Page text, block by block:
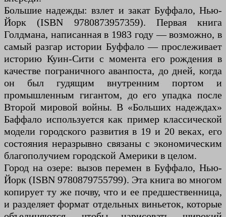
Большие надежды: взлет и закат Буффало, Нью-
Йорк (ISBN 9780873957359). Первая книга
Голдмана, написанная в 1983 году — возможно, в
самый разгар истории Буффало — прослеживает
историю Куин-Сити с момента его рождения в
качестве пограничного аванпоста, до дней, когда
он был гудящим внутренним портом и
промышленным гигантом, до его упадка после
Второй мировой войны. В «Больших надеждах»
Баффало используется как пример классической
модели городского развития в 19 и 20 веках, его
состояния неразрывно связаны с экономическим
благополучием городской Америки в целом.
Город на озере: вызов перемен в Буффало, Нью-
Йорк (ISBN 9780879755799). Эта книга во многом
копирует ту же почву, что и ее предшественница,
и разделяет формат отдельных виньеток, которые